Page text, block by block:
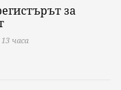
за
часа